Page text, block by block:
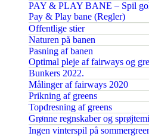
PAY & PLAY BANE – Spil
Pay & Play bane (Regler)
Offentlige stier
Naturen på banen
Pasning af banen
Optimal pleje af fairways og
Bunkers 2022.
Målinger af fairways 2020
Prikning af greens
Topdresning af greens
Grønne regnskaber og
Ingen vinterspil på